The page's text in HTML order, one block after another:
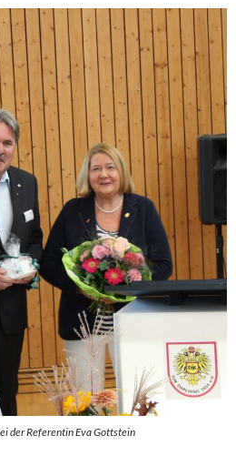
der Referentin Eva Gottstein